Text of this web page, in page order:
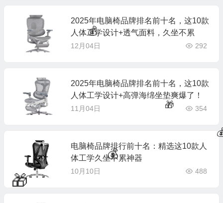
2025年电脑椅品牌排名前十名，这10款
人体工学设计+透气面料，久坐不累
12月04日 292
2025年电脑椅品牌排名前十名，这10款
人体工学设计+高弹海绵坐垫爽爆了！
11月04日 354
电脑椅品牌排行前十名：精选这10款人
体工学久坐不累神器
10月10日 488
🧧
💰